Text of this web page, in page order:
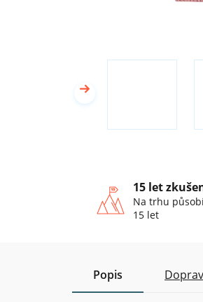
15 let
Na trhu
15 let
Popis